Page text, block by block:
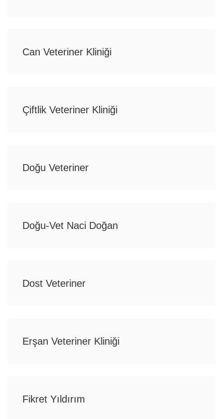
Can Veteriner Kliniği
Çiftlik Veteriner Kliniği
Doğu Veteriner
Doğu-Vet Naci Doğan
Dost Veteriner
Erşan Veteriner Kliniği
Fikret Yıldırım